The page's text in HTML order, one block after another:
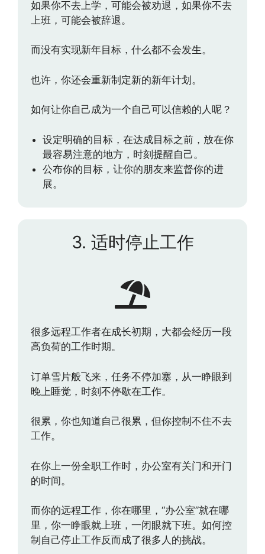
如果你不去上学，可能会被劝退，如果你不去
上班，可能会被辞退。
而没有实现新年目标，什么都不会发生。
也许，你还会重新制定新的新年计划。
如何让你自己成为一个自己可以信赖的人呢？
设定明确的目标，在达成目标之前，放在你
最容易注意的地方，时刻提醒自己。
公布你的目标，让你的朋友来监督你的进
展。
3. 适时停止工作
很多远程工作者在成长初期，大都会经历一段
高负荷的工作时期。
订单雪片般飞来，任务不停加塞，从一睁眼到
晚上睡觉，时刻不停歇在工作。
很累，你也知道自己很累，但你控制不住不去
工作。
在你上一份全职工作时，办公室有关门和开门
的时间。
而你的远程工作，你在哪里，“办公室”就在哪
里，你一睁眼就上班，一闭眼就下班。如何控
制自己停止工作反而成了很多人的挑战。